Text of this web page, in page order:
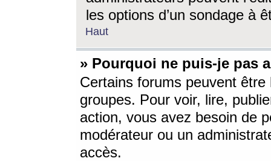
les options d’un sondage à
Haut
» Pourquoi ne puis-je pas
Certains forums peuvent être
groupes. Pour voir, lire,
action, vous avez besoin de
modérateur ou un
accès.